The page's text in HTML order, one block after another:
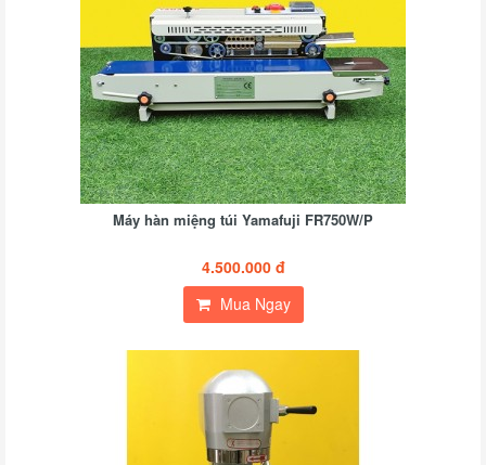
Máy hàn miệng túi Yamafuji FR750W/P
4.500.000 đ
Mua Ngay